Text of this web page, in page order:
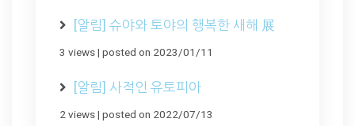
[알림] 슈야와 토야의 행복한 새해 展
3 views| posted on 2023/01/11
[알림] 사적인 유토피아
2 views| posted on 2022/07/13